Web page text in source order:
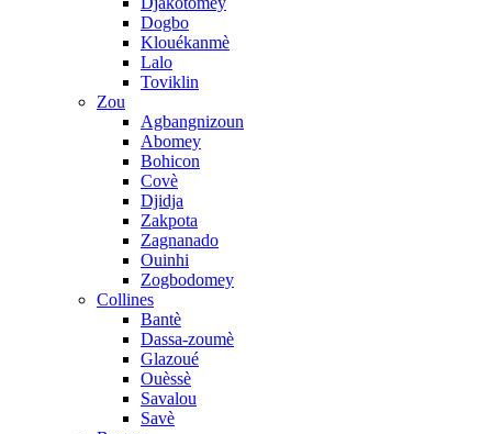
Dogbo
Klouékanmè
Lalo
Toviklin
Zou
Agbangnizoun
Abomey
Bohicon
Covè
Djidja
Zakpota
Zagnanado
Ouinhi
Zogbodomey
Collines
Bantè
Dassa-zoumè
Glazoué
Ouèssè
Savalou
Savè